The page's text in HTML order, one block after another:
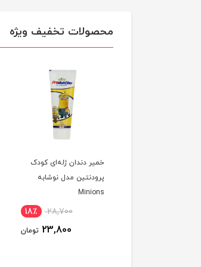
محصولات تخفیف ویژه
خمیر دندان ژله‌ای کودک
پرودنتین مدل نوشابه
Minions
28,700 18٪
23,800 تومان